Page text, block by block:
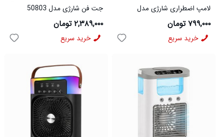
جت فن شارژی مدل 50803
۲,۳۸۹,۰۰۰ تومان
خرید سریع
لامپ اضطراری شارژی مدل
50804
۷۹۹,۰۰۰ تومان
خرید سریع